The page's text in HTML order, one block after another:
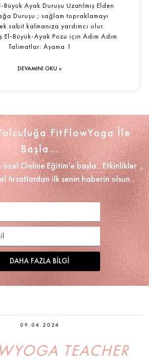
Büyük Ayak Duruşu Uzatılmış Elden
Duruşu ; sağlam topraklamayı
sabit kalmanıza yardımcı olur.
El-Büyük-Ayak Pozu için Adım Adım
Talimatlar: Aşama 1
DEVAMINI OKU »
FitFlowYoga İle
Başla…
özel Online Eğitim’e başla.. Etkinlikler ,
fırsatlardan ilk senin haberin olsun..
DAHA FAZLA BILGI
09.04.2024
TEACHER